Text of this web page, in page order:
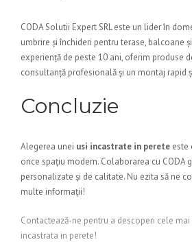
CODA Solutii Expert SRL este un lider în
umbrire și închideri pentru terase, balcoane
experiență de peste 10 ani, oferim produse
consultanță profesională și un montaj rapid
Concluzie
Alegerea unei usi incastrate in perete este
orice spațiu modern. Colaborarea cu CODA
personalizate și de calitate. Nu ezita să ne
multe informații!
Contactează-ne pentru a descoperi cele
incastrata in perete!